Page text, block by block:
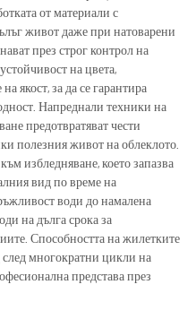
от материали с
живот даже при натоварени
през строг контрол на
на цвета,
якост, за да се гарантира
Напреднали техники на
предотвратяват чести
полезния живот на облеклото.
избледняване, което запазва
вид по време на
води до намалена
на дълга срока за
Способността на жилетките
многократни цикли на
представа през